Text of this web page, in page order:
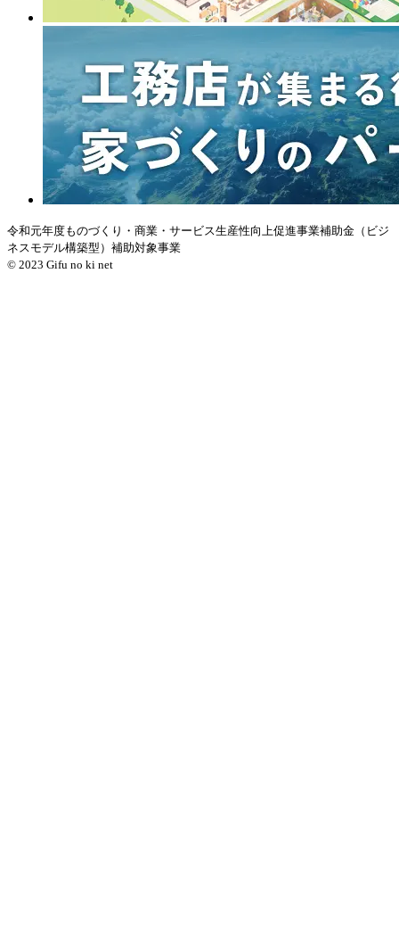
令和元年度ものづくり・商業・サービス生産性向上促進事業補助金（ビジ
ネスモデル構築型）補助対象事業
© 2023 Gifu no ki net